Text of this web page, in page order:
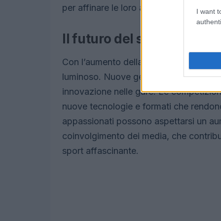
I want
per affinare le loro abilità e affrontare
Il futuro del snowboard
Con l’aumento della popolarità di
luminoso. Nuove generazioni di atleti
innovazione nelle gare. Le
nuove tecnologie e formati che
appassionati possono aspettarsi un
coinvolgimento dei media, che
sport affascinante.